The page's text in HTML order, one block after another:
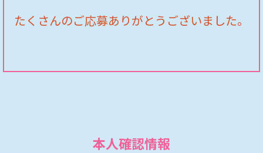
たくさんのご応募ありがとうございました。
本人確認情報